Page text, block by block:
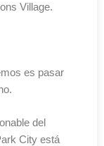
Village.
es pasar
del
City está